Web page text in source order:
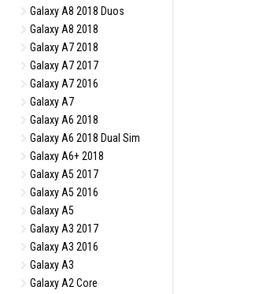
Galaxy A8 2018 Duos
Galaxy A8 2018
Galaxy A7 2018
Galaxy A7 2017
Galaxy A7 2016
Galaxy A7
Galaxy A6 2018
Galaxy A6 2018 Dual Sim
Galaxy A6+ 2018
Galaxy A5 2017
Galaxy A5 2016
Galaxy A5
Galaxy A3 2017
Galaxy A3 2016
Galaxy A3
Galaxy A2 Core